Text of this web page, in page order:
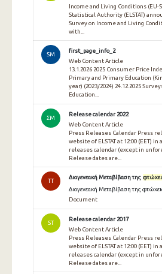
Income and Living Conditions (EU-
Statistical Authority (ELSTAT)
Survey on Income and Living
with...
SM
first_page_info_2
Web Content Article
13.1.2026 2025 Consumer Price
Primary and Primary Education
year) (2023/2024) 24.12.2025
Education...
ΣΜ
Release calendar 2022
Web Content Article
Press Releases Calendar Press
website of ELSTAT at 12:00 (EET)
releases calendar (except in
Release dates are...
TT
Διαγενεακή Μεταβίβαση της
Διαγενεακή Μεταβίβαση της
Document
ST
Release calendar 2017
Web Content Article
Press Releases Calendar Press
website of ELSTAT at 12:00 (EET)
releases calendar (except in
Release dates are...